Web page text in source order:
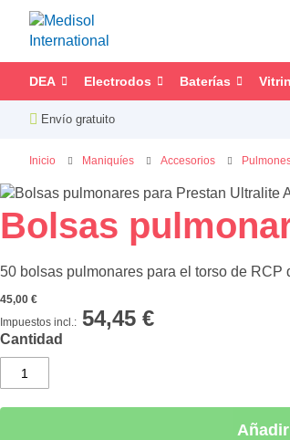
DEA Electrodos Baterías
Envío gratuito
Inicio Maniquíes Accesorios
Saltar
al
final
la
galería
imágenes
Saltar
al
de
la
de
Bolsas
50 bolsas pulmonares para el torso de
45,00 €
54,45 €
Cantidad